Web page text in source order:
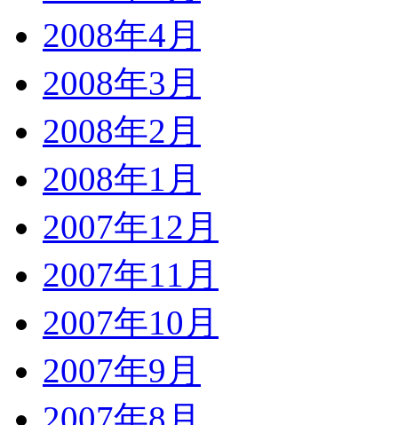
2008年4月
2008年3月
2008年2月
2008年1月
2007年12月
2007年11月
2007年10月
2007年9月